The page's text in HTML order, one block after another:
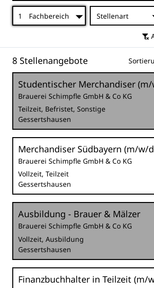
1 Fachbereich Stellenart
8 Stellenangebote
Studentischer Merchandiser
Brauerei Schimpfle GmbH & Co KG
Teilzeit, Befristet, Sonstige
Gessertshausen
Merchandiser Südbayern (m/w/
Brauerei Schimpfle GmbH & Co KG
Vollzeit, Teilzeit
Gessertshausen
Ausbildung - Brauer & Mälzer
Brauerei Schimpfle GmbH & Co KG
Vollzeit, Ausbildung
Gessertshausen
Finanzbuchhalter in Teilzeit (m/